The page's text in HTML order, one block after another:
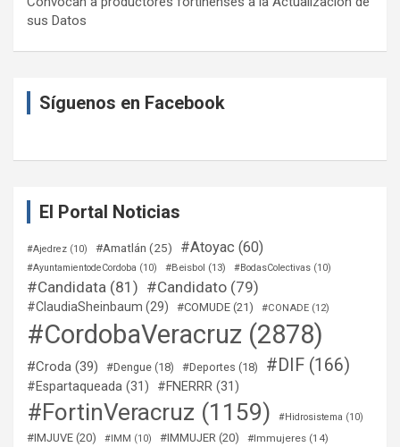
sus Datos
Síguenos en Facebook
El Portal Noticias
#Ajedrez (10) #Amatlán (25) #Atoyac (60)
#AyuntamientodeCordoba (10) #Beisbol (13) #BodasColectivas (10)
#Candidata (81) #Candidato (79)
#ClaudiaSheinbaum (29) #COMUDE (21) #CONADE (12)
#CordobaVeracruz (2878)
#Croda (39) #Dengue (18) #Deportes (18) #DIF (166)
#Espartaqueada (31) #FNERRR (31)
#FortinVeracruz (1159) #Hidrosistema (10)
#IMJUVE (20) #IMM (10) #IMMUJER (20) #Immujeres (14)